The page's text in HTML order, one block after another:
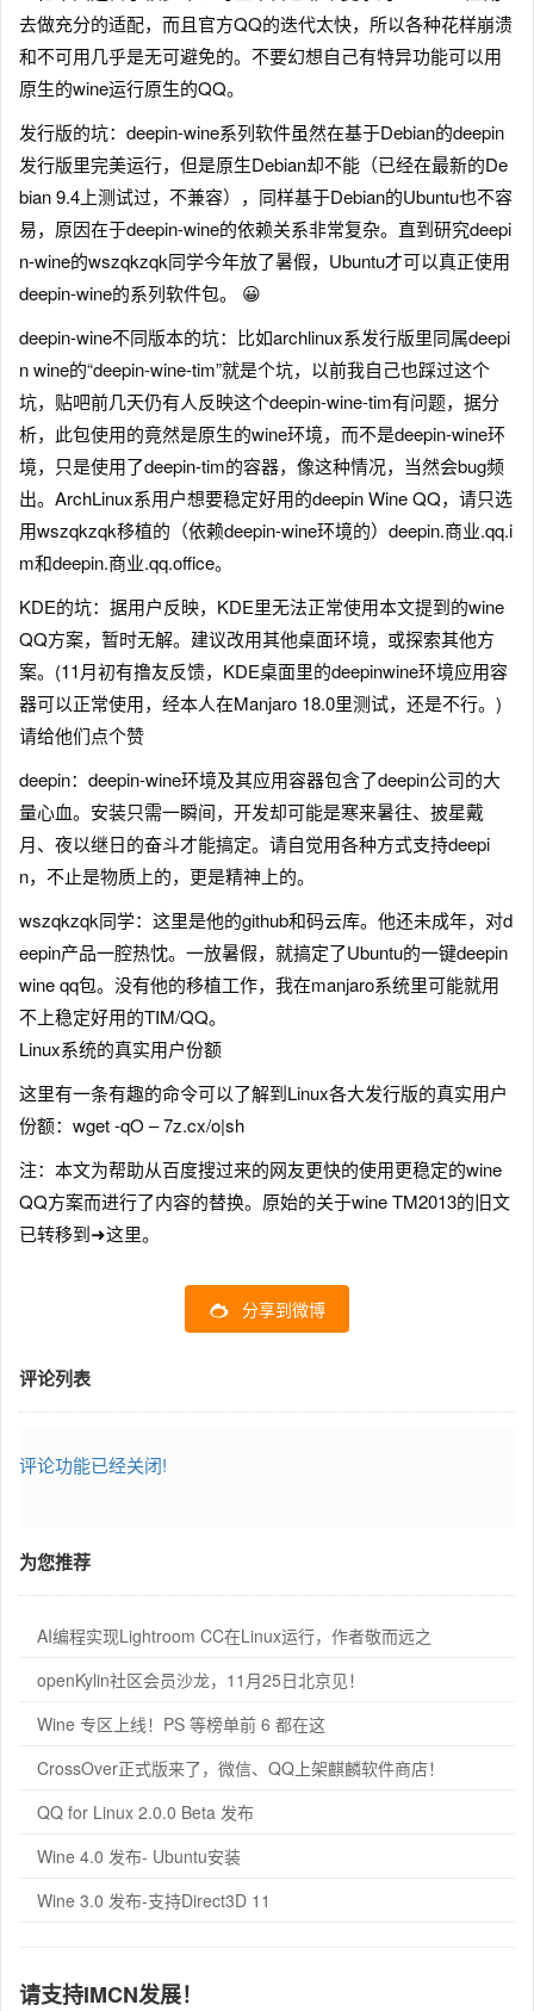
去做充分的适配，而且官方QQ的迭代太快，所以各种花样崩溃
和不可用几乎是无可避免的。不要幻想自己有特异功能可以用
原生的wine运行原生的QQ。
发行版的坑：deepin-wine系列软件虽然在基于Debian的deepin
发行版里完美运行，但是原生Debian却不能（已经在最新的De
bian 9.4上测试过，不兼容），同样基于Debian的Ubuntu也不容
易，原因在于deepin-wine的依赖关系非常复杂。直到研究deepi
n-wine的wszqkzqk同学今年放了暑假，Ubuntu才可以真正使用
deepin-wine的系列软件包。 😀
deepin-wine不同版本的坑：比如archlinux系发行版里同属deepi
n wine的“deepin-wine-tim”就是个坑，以前我自己也踩过这个
坑，贴吧前几天仍有人反映这个deepin-wine-tim有问题，据分
析，此包使用的竟然是原生的wine环境，而不是deepin-wine环
境，只是使用了deepin-tim的容器，像这种情况，当然会bug频
出。ArchLinux系用户想要稳定好用的deepin Wine QQ，请只选
用wszqkzqk移植的（依赖deepin-wine环境的）deepin.商业.qq.i
m和deepin.商业.qq.office。
KDE的坑：据用户反映，KDE里无法正常使用本文提到的wine
QQ方案，暂时无解。建议改用其他桌面环境，或探索其他方
案。(11月初有撸友反馈，KDE桌面里的deepinwine环境应用容
器可以正常使用，经本人在Manjaro 18.0里测试，还是不行。)
请给他们点个赞
deepin：deepin-wine环境及其应用容器包含了deepin公司的大
量心血。安装只需一瞬间，开发却可能是寒来暑往、披星戴
月、夜以继日的奋斗才能搞定。请自觉用各种方式支持deepi
n，不止是物质上的，更是精神上的。
wszqkzqk同学：这里是他的github和码云库。他还未成年，对d
eepin产品一腔热忱。一放暑假，就搞定了Ubuntu的一键deepin
wine qq包。没有他的移植工作，我在manjaro系统里可能就用
不上稳定好用的TIM/QQ。
Linux系统的真实用户份额
这里有一条有趣的命令可以了解到Linux各大发行版的真实用户
份额：wget -qO – 7z.cx/o|sh
注：本文为帮助从百度搜过来的网友更快的使用更稳定的wine
QQ方案而进行了内容的替换。原始的关于wine TM2013的旧文
已转移到➜这里。
分享到微博
评论列表
评论功能已经关闭!
为您推荐
AI编程实现Lightroom CC在Linux运行，作者敬而远之
openKylin社区会员沙龙，11月25日北京见！
Wine 专区上线！PS 等榜单前 6 都在这
CrossOver正式版来了，微信、QQ上架麒麟软件商店！
QQ for Linux 2.0.0 Beta 发布
Wine 4.0 发布- Ubuntu安装
Wine 3.0 发布-支持Direct3D 11
请支持IMCN发展！